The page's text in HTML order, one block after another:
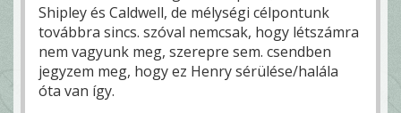
Shipley és Caldwell, de mélységi célpontunk
továbbra sincs. szóval nemcsak, hogy létszámra
nem vagyunk meg, szerepre sem. csendben
jegyzem meg, hogy ez Henry sérülése/halála
óta van így.